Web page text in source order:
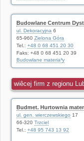
Budowlane Centrum
ul. Dekoracyjna 6
65-960 Zielona Góra
Tel.: +48 0 68 451 20 30
Faks: +48 0 68 451 20 39
Budowlane materia³y
wiêcej firm z regionu
Budmet. Hurtownia
ul. gen. wierczewskiego 17
66-320 Trzciel
Tel.: +48 95 743 13 92